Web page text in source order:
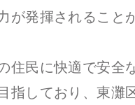
が発揮されること
住民に快適で安全
指しており、東灘